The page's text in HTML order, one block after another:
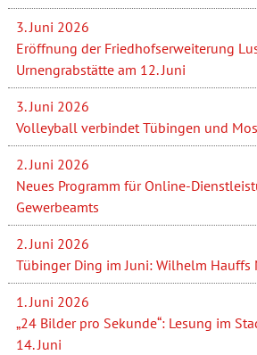
3. Juni 2026
Eröffnung der Friedhofserweiterung
Urnengrabstätte am 12. Juni
3. Juni 2026
Volleyball verbindet Tübingen und
2. Juni 2026
Neues Programm für Online-
Gewerbeamts
2. Juni 2026
Tübinger Ding im Juni: Wilhelm Hauffs
1. Juni 2026
„24 Bilder pro Sekunde“: Lesung im
14. Juni